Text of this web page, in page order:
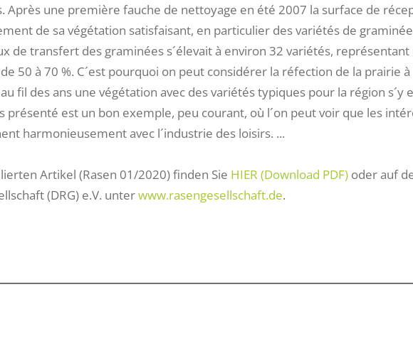
Après une première fauche de nettoyage en été 2007 la surface de
de sa végétation satisfaisant, en particulier des variétés de
de transfert des graminées s´élevait à environ 32 variétés,
50 à 70 %. C´est pourquoi on peut considérer la réfection de la prairie
fil des ans une végétation avec des variétés typiques pour la région s´y
présenté est un bon exemple, peu courant, où l´on peut voir que les
harmonieusement avec l´industrie des loisirs. ...
Artikel (Rasen 01/2020) finden Sie HIER (Download PDF) oder auf
(DRG) e.V. unterwww.rasengesellschaft.de.